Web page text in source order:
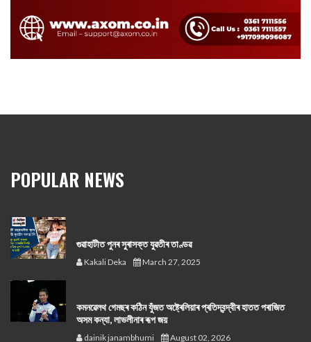
POPULAR NEWS
গুৱাহাটীত পুনৰ সুৰাসক্ত যুৱতীৰ তাণ্ডৱ
Kakali Deka March 27, 2025
কমনৱেলথ গেমছৰ কঠিন যুঁজত অষ্ট্ৰেলিয়াৰ প্ৰতিদ্বন্দ্বীৰ হাতত পৰাজিত
অসম কন্যা, লাভলীনাৰ ৰূপ জয়
dainik janambhumi August 02, 2026